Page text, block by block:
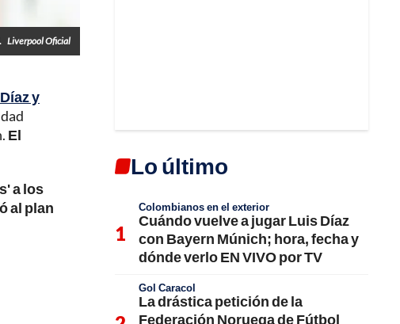
Liverpool Oficial
y
El
a los
al plan
Lo último
Colombianos en el exterior
Cuándo vuelve a jugar Luis Díaz
con Bayern Múnich; hora, fecha y
dónde verlo EN VIVO por TV
Gol Caracol
La drástica petición de la
Federación Noruega de Fútbol